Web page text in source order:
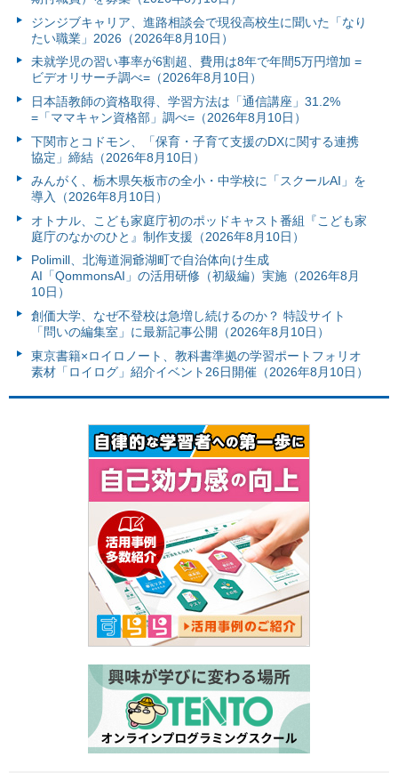
ジンジブキャリア、進路相談会で現役高校生に聞いた「なり
たい職業」2026（2026年8月10日）
未就学児の習い事率が6割超、費用は8年で年間5万円増加 =
ビデオリサーチ調べ=（2026年8月10日）
日本語教師の資格取得、学習方法は「通信講座」31.2%
=「ママキャン資格部」調べ=（2026年8月10日）
下関市とコドモン、「保育・子育て支援のDXに関する連携
協定」締結（2026年8月10日）
みんがく、栃木県矢板市の全小・中学校に「スクールAI」を
導入（2026年8月10日）
オトナル、こども家庭庁初のポッドキャスト番組『こども家
庭庁のなかのひと』制作支援（2026年8月10日）
Polimill、北海道洞爺湖町で自治体向け生成
AI「QommonsAI」の活用研修（初級編）実施（2026年8月
10日）
創価大学、なぜ不登校は急増し続けるのか？ 特設サイト
「問いの編集室」に最新記事公開（2026年8月10日）
東京書籍×ロイロノート、教科書準拠の学習ポートフォリオ
素材「ロイログ」紹介イベント26日開催（2026年8月10日）